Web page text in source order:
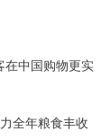
中国购物更实
全年粮食丰收